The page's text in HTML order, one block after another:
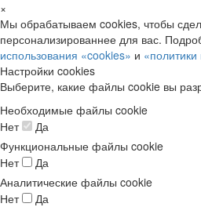
×
Мы обрабатываем cookies, чтобы
персонализированнее для вас.
использования «cookies» и
Настройки cookies
Выберите, какие файлы cookie вы
Необходимые файлы cookie
Нет
Да
Функциональные файлы cookie
Нет
Да
Аналитические файлы cookie
Нет
Да